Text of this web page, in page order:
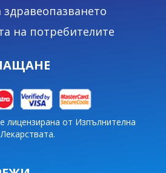
на потребителите
лицензирана от Изпълнителна